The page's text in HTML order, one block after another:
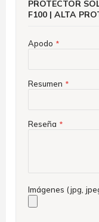
PROTECTOR
F100 | ALTA
Apodo
Resumen
Reseña
Imágenes (jpg,